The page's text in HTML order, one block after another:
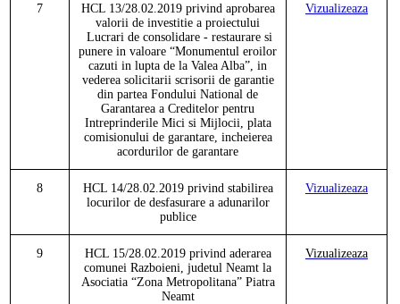
7 HCL 13/28.02.2019 privind aprobarea
valorii de investitie a proiectului
Lucrari de consolidare - restaurare si
punere in valoare “Monumentul eroilor
cazuti in lupta de la Valea Alba”, in
vederea solicitarii scrisorii de garantie
din partea Fondului National de
Garantarea a Creditelor pentru
Intreprinderile Mici si Mijlocii, plata
comisionului de garantare, incheierea
acordurilor de garantare
Vizualizeaza
8 HCL 14/28.02.2019 privind stabilirea
locurilor de desfasurare a adunarilor
publice
Vizualizeaza
9 HCL 15/28.02.2019 privind aderarea
comunei Razboieni, judetul Neamt la
Asociatia “Zona Metropolitana” Piatra
Neamt
Vizualizeaza